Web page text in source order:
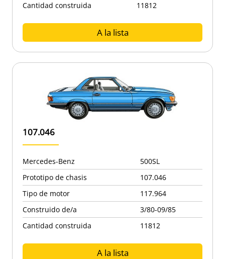
Cantidad construida
11812
A la lista
107.046
Mercedes-Benz
500SL
Prototipo de chasis
107.046
Tipo de motor
117.964
Construido de/a
3/80-09/85
Cantidad construida
11812
A la lista